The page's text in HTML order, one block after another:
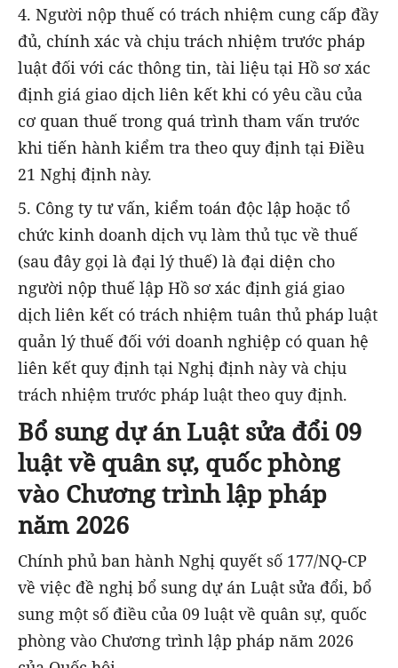
4. Người nộp thuế có trách nhiệm cung cấp đầy
đủ, chính xác và chịu trách nhiệm trước pháp
luật đối với các thông tin, tài liệu tại Hồ sơ xác
định giá giao dịch liên kết khi có yêu cầu của
cơ quan thuế trong quá trình tham vấn trước
khi tiến hành kiểm tra theo quy định tại Điều
21 Nghị định này.
5. Công ty tư vấn, kiểm toán độc lập hoặc tổ
chức kinh doanh dịch vụ làm thủ tục về thuế
(sau đây gọi là đại lý thuế) là đại diện cho
người nộp thuế lập Hồ sơ xác định giá giao
dịch liên kết có trách nhiệm tuân thủ pháp luật
quản lý thuế đối với doanh nghiệp có quan hệ
liên kết quy định tại Nghị định này và chịu
trách nhiệm trước pháp luật theo quy định.
Bổ sung dự án Luật sửa đổi 09
luật về quân sự, quốc phòng
vào Chương trình lập pháp
năm 2026
Chính phủ ban hành Nghị quyết số 177/NQ-CP
về việc đề nghị bổ sung dự án Luật sửa đổi, bổ
sung một số điều của 09 luật về quân sự, quốc
phòng vào Chương trình lập pháp năm 2026